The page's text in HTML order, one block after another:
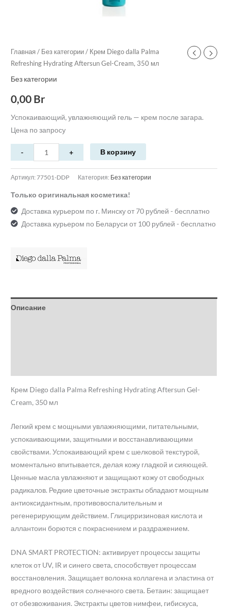
Главная / Без категории / Крем Diego dalla Palma
Refreshing Hydrating Aftersun Gel-Cream, 350 мл
Без категории
0,00 Br
Успокаивающий, увлажняющий гель — крем после загара.
Цена по запросу
В корзину
Артикул:77501-DDP Категория: Без категории
Только оригинальная косметика!
Доставка курьером по г. Минску от 70 рублей - бесплатно
Доставка курьером по Беларуси от 100 рублей - бесплатно
Описание
Крем Diego dalla Palma Refreshing Hydrating Aftersun Gel-
Cream, 350 мл
Легкий крем с мощными увлажняющими, питательными,
успокаивающими, защитными и восстанавливающими
свойствами. Успокаивающий крем с шелковой текстурой,
моментально впитывается, делая кожу гладкой и сияющей.
Ценные масла увлажняют и защищают кожу от свободных
радикалов. Редкие цветочные экстракты обладают мощным
антиоксидантным, противовоспалительным и
регенерирующим действием. Глицирризиновая кислота и
аллантоин борются с покраснением и раздражением.
DNA SMART PROTECTION: активирует процессы защиты
клеток от UV, IR и синего света, способствует процессам
восстановления. Защищает волокна коллагена и эластина от
вредного воздействия солнечного света. Бетаин: защищает
от обезвоживания. Экстракты цветов нимфеи, гибискуса,